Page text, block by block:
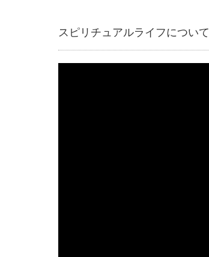
スピリチュアルライフについて